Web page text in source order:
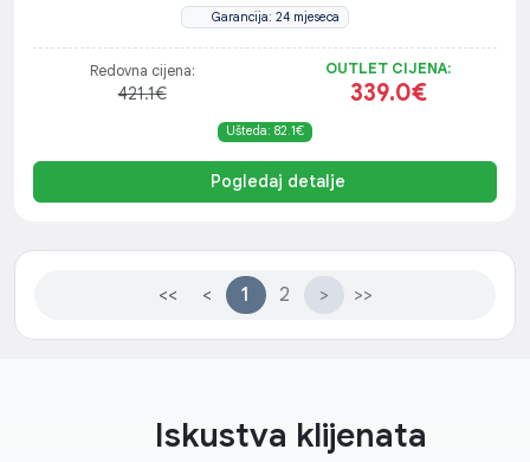
Garancija: 24 mjeseca
Redovna cijena:
421.1€
OUTLET CIJENA:
339.0€
Ušteda: 82.1€
Pogledaj detalje
<< < 1 2 > >>
Iskustva klijenata